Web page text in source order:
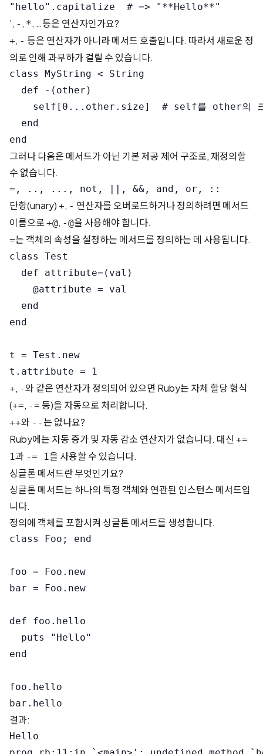
’, - , *, …등은 연산자인가요?
+, - 등은 연산자가 아니라 메서드 호출입니다. 따라서 새로운 정
의로 인해 과부하가 걸릴 수 있습니다.
class MyString < String
  def -(other)
self[0...other.size]  # self를 other의 크
  end
그러나 다음은 메서드가 아닌 기본 제공 제어 구조로, 재정의할
수 없습니다.
단항(unary) +, - 연산자를 오버로드하거나 정의하려면 메서드
이름으로 +@, -@을 사용해야 합니다.
=는 객체의 속성을 설정하는 메서드를 정의하는 데 사용됩니다.
class Test
  def attribute=(val)
    @attribute = val
  end
end
t = Test.new
+, -와 같은 연산자가 정의되어 있으면 Ruby는 자체 할당 형식
(+=, -= 등)을 자동으로 처리합니다.
++와 --는 없나요?
Ruby에는 자동 증가 및 자동 감소 연산자가 없습니다. 대신 +=
1과 -= 1을 사용할 수 있습니다.
싱글톤 메서드란 무엇인가요?
싱글톤 메서드는 하나의 특정 객체와 연관된 인스턴스 메서드입
니다.
정의에 객체를 포함시켜 싱글톤 메서드를 생성합니다.
class Foo; end
foo = Foo.new
bar = Foo.new
def foo.hello
  puts "Hello"
end
foo.hello
결과:
Hello